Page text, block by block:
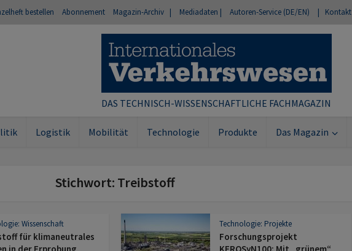
bestellen Abonnement Magazin-Archiv | Mediadaten | Autoren-Service (DE/EN) | Kontakt
DAS TECHNISCH-WISSENSCHAFTLICHE FACHMAGAZIN
Logistik Mobilität Technologie Produkte Das Magazin
Stichwort: Treibstoff
Wissenschaft
für klimaneutrales
Technologie: Projekte
Forschungsprojekt